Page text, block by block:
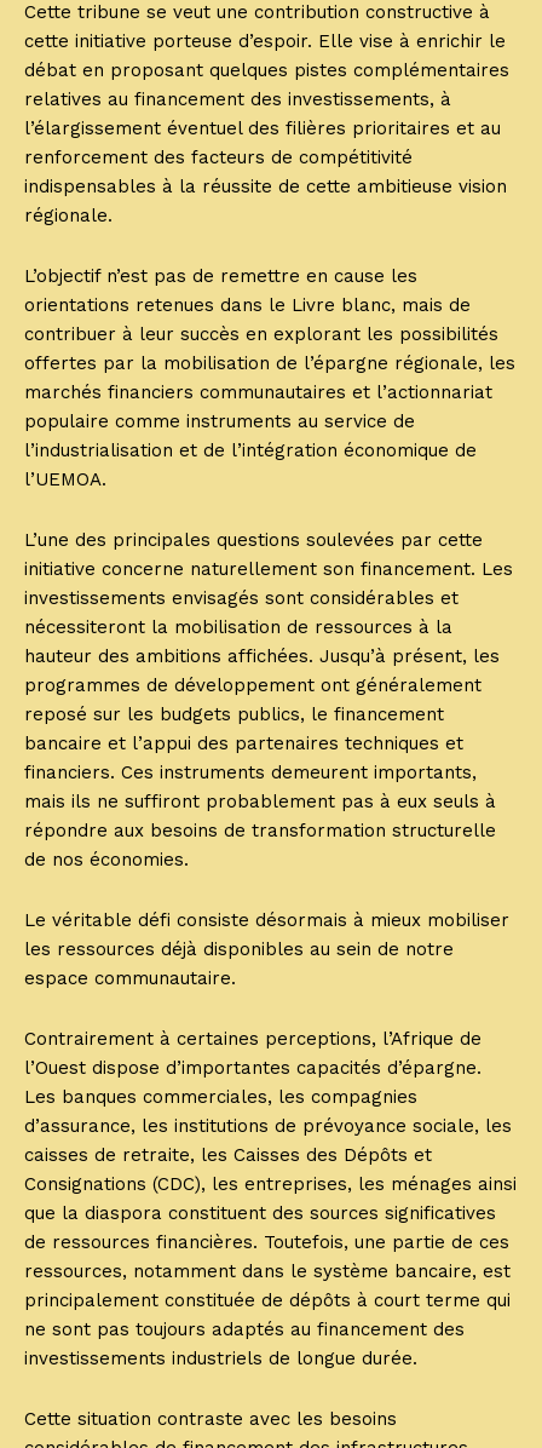
Cette tribune se veut une contribution constructive à
cette initiative porteuse d’espoir. Elle vise à enrichir le
débat en proposant quelques pistes complémentaires
relatives au financement des investissements, à
l’élargissement éventuel des filières prioritaires et au
renforcement des facteurs de compétitivité
indispensables à la réussite de cette ambitieuse vision
régionale.
L’objectif n’est pas de remettre en cause les
orientations retenues dans le Livre blanc, mais de
contribuer à leur succès en explorant les possibilités
offertes par la mobilisation de l’épargne régionale, les
marchés financiers communautaires et l’actionnariat
populaire comme instruments au service de
l’industrialisation et de l’intégration économique de
l’UEMOA.
L’une des principales questions soulevées par cette
initiative concerne naturellement son financement. Les
investissements envisagés sont considérables et
nécessiteront la mobilisation de ressources à la
hauteur des ambitions affichées. Jusqu’à présent, les
programmes de développement ont généralement
reposé sur les budgets publics, le financement
bancaire et l’appui des partenaires techniques et
financiers. Ces instruments demeurent importants,
mais ils ne suffiront probablement pas à eux seuls à
répondre aux besoins de transformation structurelle
de nos économies.
Le véritable défi consiste désormais à mieux mobiliser
les ressources déjà disponibles au sein de notre
espace communautaire.
Contrairement à certaines perceptions, l’Afrique de
l’Ouest dispose d’importantes capacités d’épargne.
Les banques commerciales, les compagnies
d’assurance, les institutions de prévoyance sociale, les
caisses de retraite, les Caisses des Dépôts et
Consignations (CDC), les entreprises, les ménages ainsi
que la diaspora constituent des sources significatives
de ressources financières. Toutefois, une partie de ces
ressources, notamment dans le système bancaire, est
principalement constituée de dépôts à court terme qui
ne sont pas toujours adaptés au financement des
investissements industriels de longue durée.
Cette situation contraste avec les besoins